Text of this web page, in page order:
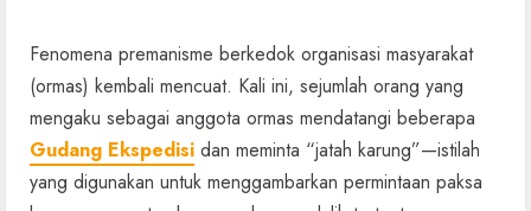
Fenomena premanisme berkedok organisasi masyarakat
(ormas) kembali mencuat. Kali ini, sejumlah orang yang
mengaku sebagai anggota ormas mendatangi beberapa
Gudang Ekspedisi dan meminta “jatah karung”—istilah
yang digunakan untuk menggambarkan permintaan paksa